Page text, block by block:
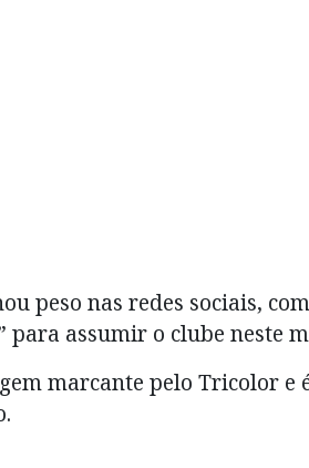
peso nas redes sociais,
assumir o clube neste
marcante pelo Tricolor e